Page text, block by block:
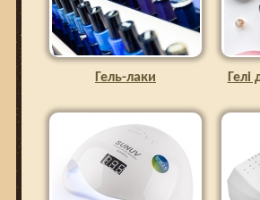
Гель-лаки